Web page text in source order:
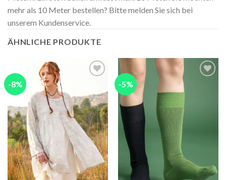
mehr als 10 Meter bestellen? Bitte melden Sie sich bei
unserem Kundenservice.
ÄHNLICHE PRODUKTE
-8% -5%